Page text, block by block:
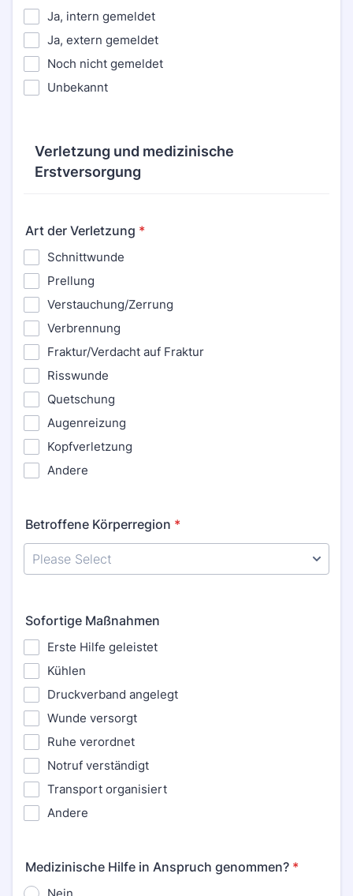
Ja, intern gemeldet
Ja, extern gemeldet
Noch nicht gemeldet
Unbekannt
Verletzung und medizinische
Erstversorgung
Art der Verletzung *
Schnittwunde
Prellung
Verstauchung/Zerrung
Verbrennung
Fraktur/Verdacht auf Fraktur
Risswunde
Quetschung
Augenreizung
Kopfverletzung
Andere
Betroffene Körperregion *
Sofortige Maßnahmen
Erste Hilfe geleistet
Kühlen
Druckverband angelegt
Wunde versorgt
Ruhe verordnet
Notruf verständigt
Transport organisiert
Andere
Medizinische Hilfe in Anspruch genommen? *